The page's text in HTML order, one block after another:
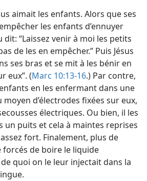
aimait les enfants. Alors que ses
les enfants d’ennuyer
dit: “Laissez venir à moi les petits
de les en empêcher.” Puis Jésus
ses bras et se mit à les bénir en
eux”. (Marc 10:13-16.) Par contre,
en les enfermant dans une
d’électrodes fixées sur eux,
électriques. Ou bien, il les
un puits et cela à maintes reprises
fort. Finalement, plus de
de boire le liquide
quoi on le leur injectait dans la